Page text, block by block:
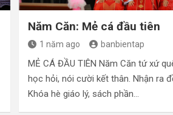
Năm Căn: Mẻ cá đầu tiên
1 năm ago banbientap
MẺ CÁ ĐẦU TIÊN Năm Căn tứ xứ
học hỏi, nói cười kết thân. Nhận ra
Khóa hè giáo lý, sách phần…